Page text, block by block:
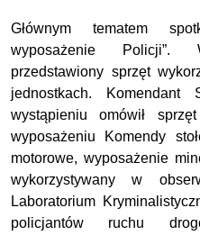
Głównym tematem
wyposażenie Policji”.
przedstawiony sprzęt
jednostkach.
wystąpieniu omówił
wyposażeniu Komendy
motorowe, wyposażenie
wykorzystywany w
Laboratorium
policjantów ruchu